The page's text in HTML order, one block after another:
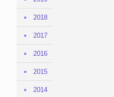
2018
2017
2016
2015
2014